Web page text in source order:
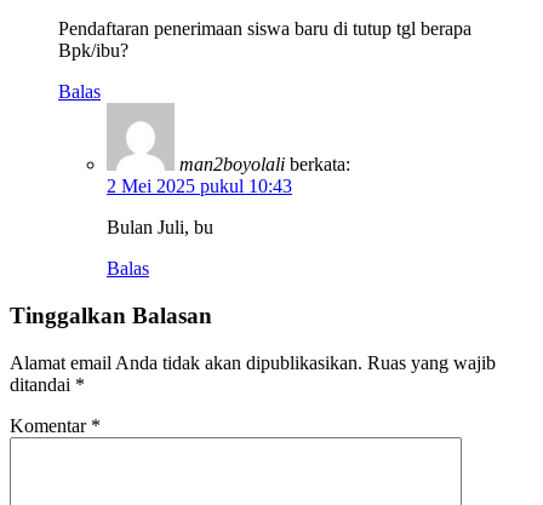
Pendaftaran penerimaan siswa baru di tutup tgl berapa
Bpk/ibu?
Balas
man2boyolali berkata:
2 Mei 2025 pukul 10:43
Bulan Juli, bu
Balas
Tinggalkan Balasan
Alamat email Anda tidak akan dipublikasikan. Ruas yang wajib
ditandai *
Komentar *